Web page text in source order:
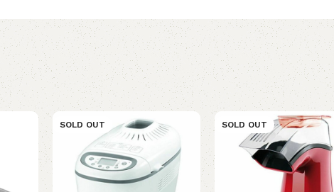
SOLD OUT SOLD OUT